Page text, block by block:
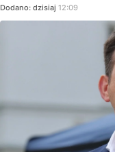
Dodano: dzisiaj 12:09